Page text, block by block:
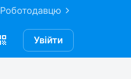
Роботодавцю
Увійти